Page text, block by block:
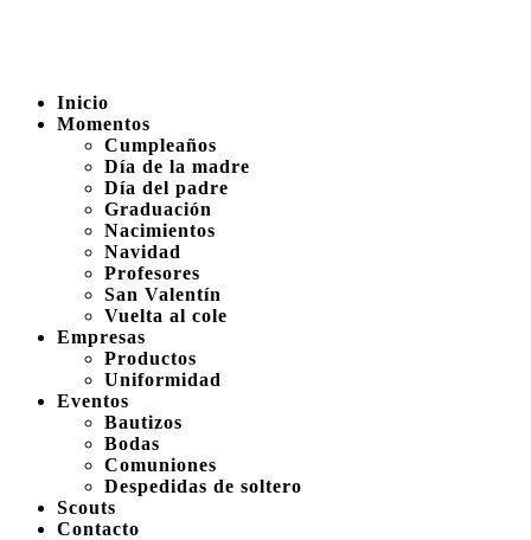
Inicio
Momentos
Cumpleaños
Día de la madre
Día del padre
Graduación
Nacimientos
Navidad
Profesores
San Valentín
Vuelta al cole
Empresas
Productos
Uniformidad
Eventos
Bautizos
Bodas
Comuniones
Despedidas de soltero
Scouts
Contacto